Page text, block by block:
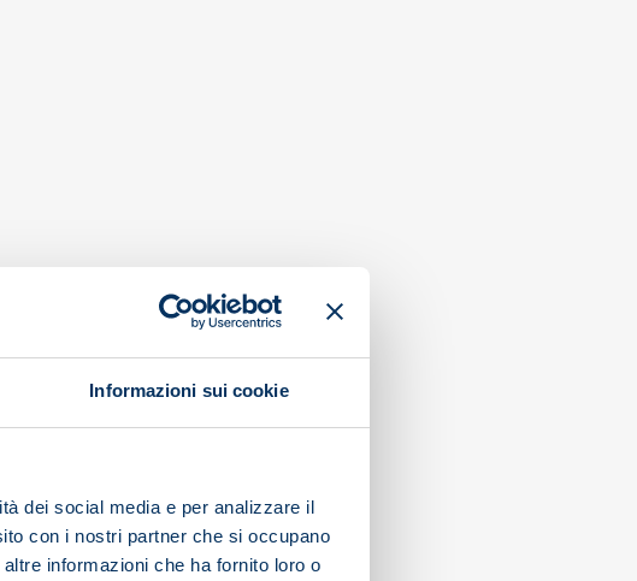
Informazioni sui cookie
dei social media e per analizzare il
con i nostri partner che si occupano
informazioni che ha fornito loro o